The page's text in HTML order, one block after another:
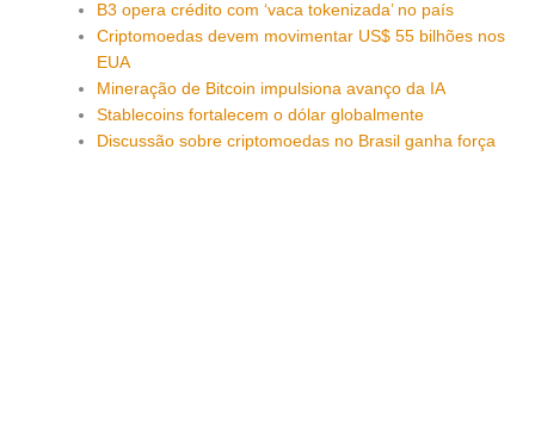
B3 opera crédito com ‘vaca tokenizada’ no país
Criptomoedas devem movimentar US$ 55 bilhões nos
EUA
Mineração de Bitcoin impulsiona avanço da IA
Stablecoins fortalecem o dólar globalmente
Discussão sobre criptomoedas no Brasil ganha força